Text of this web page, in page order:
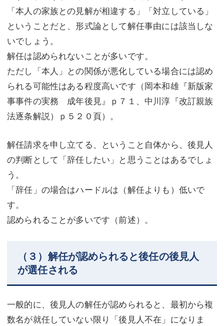
「本人の家族との見解が相違する」「対立している」
ということだと、形式論として解任事由には該当しな
いでしょう。
解任は認められないことが多いです。
ただし「本人」との関係が悪化している場合には認め
られる可能性はある程度高いです（岡本和雄『新版家
事事件の実務 成年後見』ｐ７１、中川淳『改訂親族
法逐条解説）ｐ５２０頁）。
解任請求を申し立てる、ということ自体から、後見人
の判断として「辞任したい」と思うことはあるでしょ
う。
「辞任」の場合はハードルは（解任よりも）低いで
す。
認められることが多いです（前述）。
（３）解任が認められると後任の後見人
が選任される
一般的に、後見人の解任が認められると、最初から複
数名が就任していない限り「後見人不在」になりま